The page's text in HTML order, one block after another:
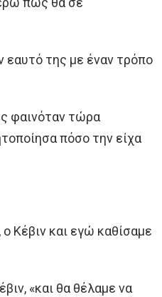
εαυτό της με έναν τρόπο
φαινόταν τώρα
πόσο την είχα
Κέβιν και εγώ καθίσαμε
«και θα θέλαμε να